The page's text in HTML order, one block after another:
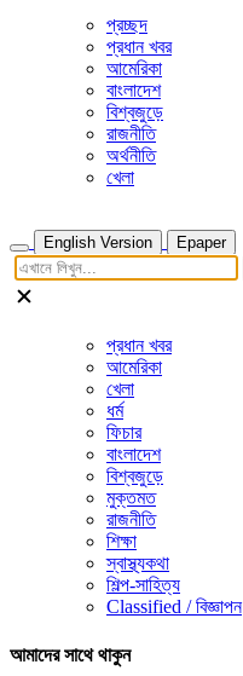
প্রচ্ছদ
প্রধান খবর
আমেরিকা
বাংলাদেশ
বিশ্বজুড়ে
রাজনীতি
অর্থনীতি
খেলা
English Version
Epaper
প্রধান খবর
আমেরিকা
খেলা
ধর্ম
ফিচার
বাংলাদেশ
বিশ্বজুড়ে
মুক্তমত
রাজনীতি
শিক্ষা
স্বাস্থ্যকথা
শিল্প-সাহিত্য
Classified / বিজ্ঞাপন
আমাদের সাথে থাকুন